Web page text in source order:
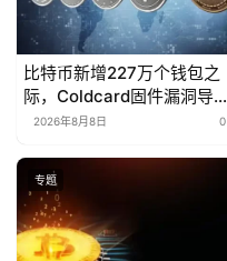
比特币新增227万个钱包之
际，Coldcard固件漏洞导致
1.16亿美元资金流失
2026年8月8日 0
专题